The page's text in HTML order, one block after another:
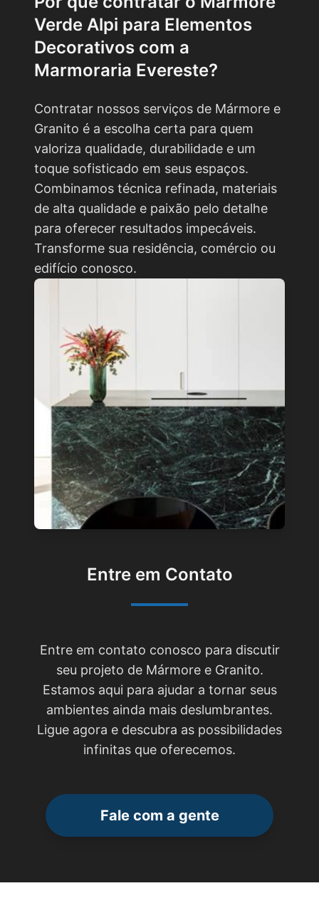
Verde Alpi para Elementos
Decorativos com a
Marmoraria Evereste?
Contratar nossos serviços de Mármore e
Granito é a escolha certa para quem
valoriza qualidade, durabilidade e um
toque sofisticado em seus espaços.
Combinamos técnica refinada, materiais
de alta qualidade e paixão pelo detalhe
para oferecer resultados impecáveis.
Transforme sua residência, comércio ou
edifício conosco.
Entre em Contato
Entre em contato conosco para discutir
seu projeto de Mármore e Granito.
Estamos aqui para ajudar a tornar seus
ambientes ainda mais deslumbrantes.
Ligue agora e descubra as possibilidades
infinitas que oferecemos.
Fale com a gente